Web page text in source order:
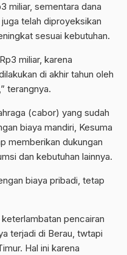
miliar, sementara dana
telah diproyeksikan
sesuai kebutuhan.
miliar, karena
di akhir tahun oleh
terangnya.
(cabor) yang sudah
biaya mandiri, Kesuma
memberikan dukungan
dan kebutuhan lainnya.
biaya pribadi, tetap
pencairan
terjadi di Berau, twtapi
Hal ini karena